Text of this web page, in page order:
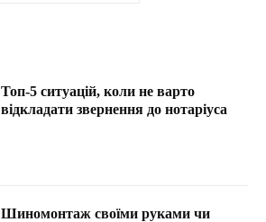
Топ-5 ситуацій, коли не варто
відкладати звернення до нотаріуса
Шиномонтаж своїми руками чи